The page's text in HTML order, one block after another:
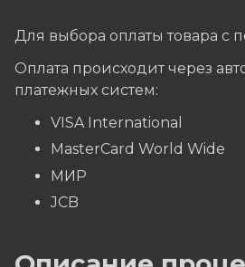
Для выбора оплаты товара с
Оплата происходит через
платежных систем:
VISA International
MasterCard World Wide
МИР
JCB